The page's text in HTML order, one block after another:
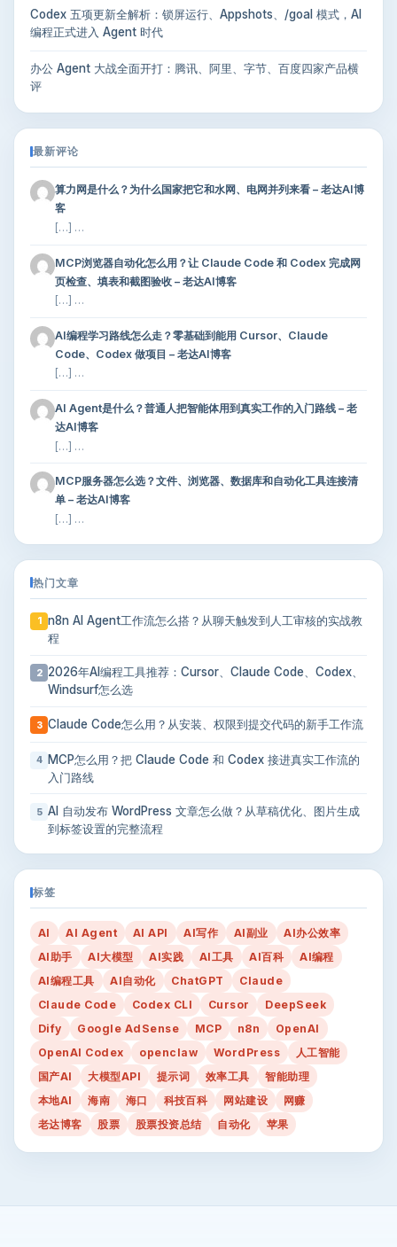
Codex 五项更新全解析：锁屏运行、Appshots、/goal 模式，AI
编程正式进入 Agent 时代
办公 Agent 大战全面开打：腾讯、阿里、字节、百度四家产品横
评
最新评论
算力网是什么？为什么国家把它和水网、电网并列来看 – 老达AI博
客
[…] …
MCP浏览器自动化怎么用？让 Claude Code 和 Codex 完成网
页检查、填表和截图验收 – 老达AI博客
[…] …
AI编程学习路线怎么走？零基础到能用 Cursor、Claude
Code、Codex 做项目 – 老达AI博客
[…] …
AI Agent是什么？普通人把智能体用到真实工作的入门路线 – 老
达AI博客
[…] …
MCP服务器怎么选？文件、浏览器、数据库和自动化工具连接清
单 – 老达AI博客
[…] …
热门文章
1
n8n AI Agent工作流怎么搭？从聊天触发到人工审核的实战教
程
2 2026年AI编程工具推荐：Cursor、Claude Code、Codex、
Windsurf怎么选
3 Claude Code怎么用？从安装、权限到提交代码的新手工作流
4 MCP怎么用？把 Claude Code 和 Codex 接进真实工作流的
入门路线
5 AI 自动发布 WordPress 文章怎么做？从草稿优化、图片生成
到标签设置的完整流程
标签
AI AI Agent AI API AI写作 AI副业
AI办公效率
AI助手
AI大模型 AI实践 AI工具 AI百科
AI编程
AI编程工具
AI自动化 ChatGPT
Claude
Claude Code
Codex CLI Cursor
DeepSeek
Dify
Google AdSense MCP n8n
OpenAI
OpenAI Codex
openclaw WordPress
人工智能
国产AI
大模型API 提示词 效率工具
智能助理
本地AI
海南 海口 科技百科 网站建设
网赚
老达博客
股票 股票投资总结 自动化 苹果